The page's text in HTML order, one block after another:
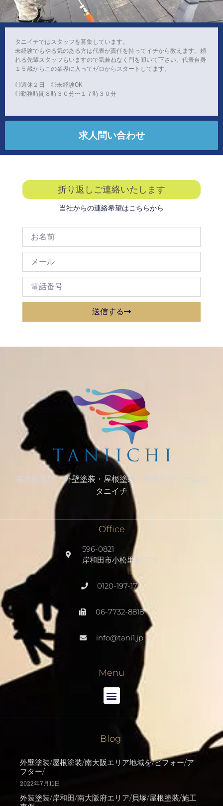
タニイチではスタッフを募集しています。
未経験でもやる気のある方は代表が責任を持ってイチから教えます。頼
れる先輩スタッフもいますので気兼ねなく門を叩いて下さい。代表自身
１５歳からこの業界に入ってゼロからスタートしてます。
◎週休２日 ◎未経験OK
◎勤務時間８時３０分〜１７時３０分
求人問い合わせ
折り返しご連絡いたします
当社からの連絡希望はこちらから
送信する
南大阪専門 外壁塗装・屋根塗装・外装リフォームの
タニイチ
Office
596-0821
岸和田市小松里町2179
0120-197-176
06-7732-8818
info@tani1.jp
Menu
Blog
外壁塗装/屋根塗装/南大阪エリア地域を/ビフォー/ア
フター/
2022年7月11日
外装塗装/岸和田/南大阪府エリア/貝塚/屋根塗装/施工